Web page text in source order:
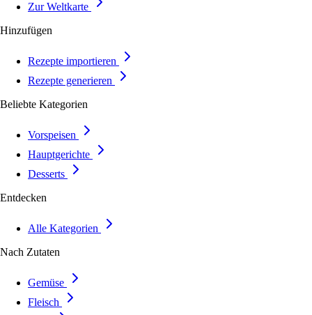
Zur Weltkarte
Hinzufügen
Rezepte importieren
Rezepte generieren
Beliebte Kategorien
Vorspeisen
Hauptgerichte
Desserts
Entdecken
Alle Kategorien
Nach Zutaten
Gemüse
Fleisch